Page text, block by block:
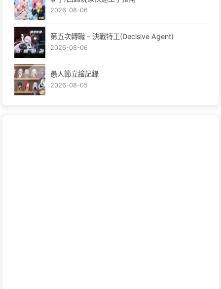
2026-08-06
第五次轉職 - 決戰特工(Decisive Agent)
2026-08-06
愚人節立繪記錄
2026-08-05